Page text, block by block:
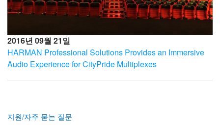
2016년 09월 21일
HARMAN Professional Solutions Provides an Immersive
Audio Experience for CityPride Multiplexes
지원/자주 묻는 질문